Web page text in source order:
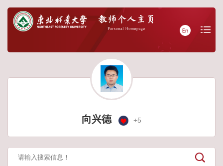
向兴德 +5